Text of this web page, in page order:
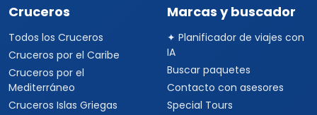
Cruceros
Todos los Cruceros
Cruceros por el Caribe
Cruceros por el
Mediterráneo
Cruceros Islas Griegas
Marcas y buscador
✦ Planificador de viajes con
IA
Buscar paquetes
Contacto con asesores
Special Tours